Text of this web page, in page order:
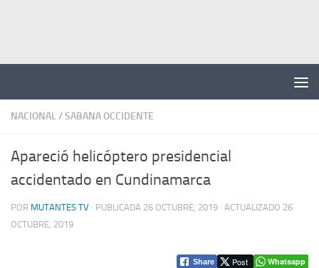
NACIONAL/SABANA OCCIDENTE
Apareció helicóptero presidencial
accidentado en Cundinamarca
POR MUTANTES TV · PUBLICADA 26 OCTUBRE, 2019 · ACTUALIZADO 26
OCTUBRE, 2019
Share Post Whatsapp